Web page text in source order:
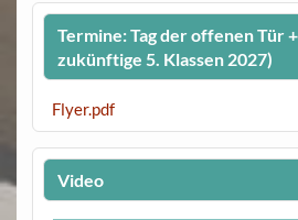
Termine: Tag der offenen Tür
zukünftige 5. Klassen 2027)
Flyer.pdf
Video